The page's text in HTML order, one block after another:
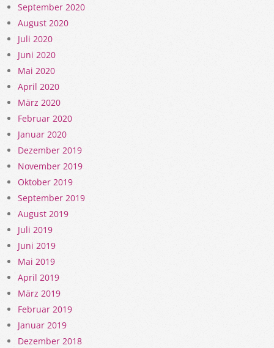
September 2020
August 2020
Juli 2020
Juni 2020
Mai 2020
April 2020
März 2020
Februar 2020
Januar 2020
Dezember 2019
November 2019
Oktober 2019
September 2019
August 2019
Juli 2019
Juni 2019
Mai 2019
April 2019
März 2019
Februar 2019
Januar 2019
Dezember 2018